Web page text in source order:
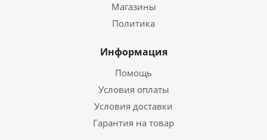
Магазины
Политика
Информация
Помощь
Условия оплаты
Условия доставки
Гарантия на товар